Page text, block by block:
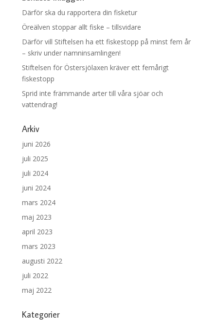
Därför ska du rapportera din fisketur
Öreälven stoppar allt fiske – tillsvidare
Därför vill Stiftelsen ha ett fiskestopp på minst fem år
– skriv under namninsamlingen!
Stiftelsen för Östersjölaxen kräver ett femårigt
fiskestopp
Sprid inte främmande arter till våra sjöar och
vattendrag!
Arkiv
juni 2026
juli 2025
juli 2024
juni 2024
mars 2024
maj 2023
april 2023
mars 2023
augusti 2022
juli 2022
maj 2022
Kategorier